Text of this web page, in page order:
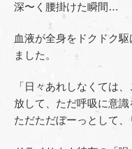
深〜く腰掛けた瞬間…
血液が全身をドクドク
ました。
「日々あれしなくては
放して、ただ呼吸に意識
ただただぼーっとして